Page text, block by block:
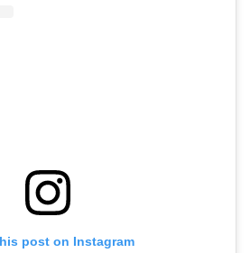
post on Instagram